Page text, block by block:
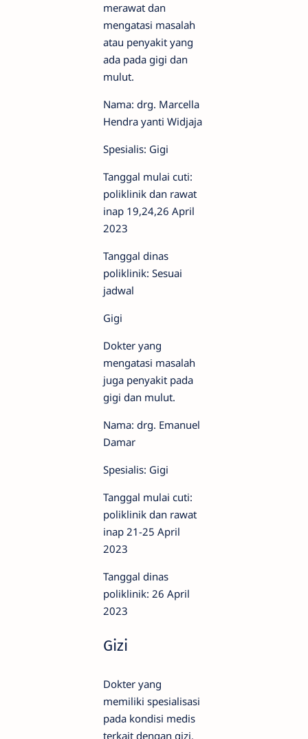
merawat dan
mengatasi masalah
atau penyakit yang
ada pada gigi dan
mulut.
Nama: drg. Marcella
Hendra yanti Widjaja
Spesialis: Gigi
Tanggal mulai cuti:
poliklinik dan rawat
inap 19,24,26 April
2023
Tanggal dinas
poliklinik: Sesuai
jadwal
Gigi
Dokter yang
mengatasi masalah
juga penyakit pada
gigi dan mulut.
Nama: drg. Emanuel
Damar
Spesialis: Gigi
Tanggal mulai cuti:
poliklinik dan rawat
inap 21-25 April
2023
Tanggal dinas
poliklinik: 26 April
2023
Gizi
Dokter yang
memiliki spesialisasi
pada kondisi medis
terkait dengan gizi.